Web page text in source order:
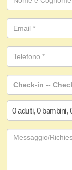
0 adulti, 0 bambini,